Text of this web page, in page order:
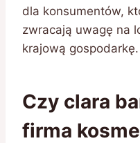
dla konsumentów,
zwracają uwagę na
krajową gospodarkę.
Czy clara
firma